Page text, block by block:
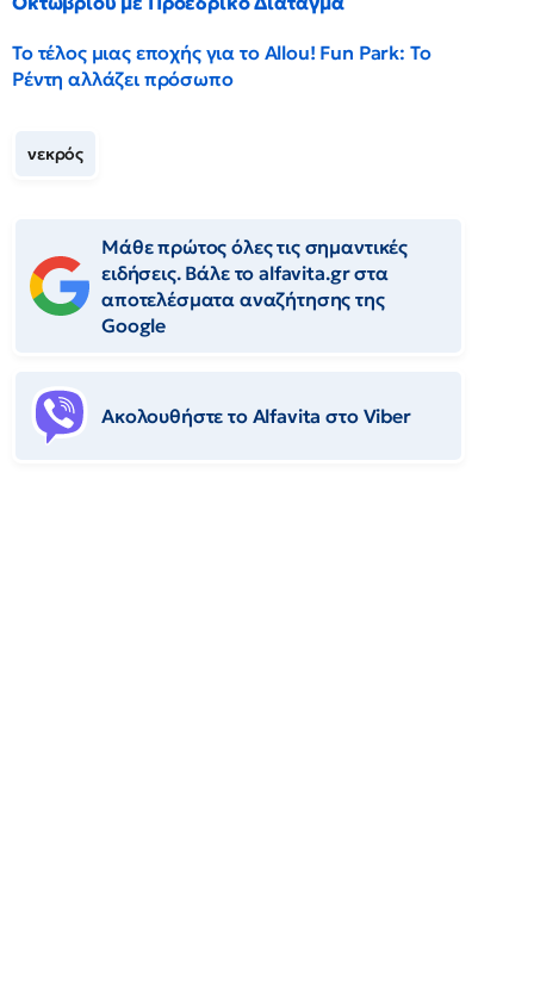
Το τέλος μιας εποχής για το Allou! Fun Park: Το
Ρέντη αλλάζει πρόσωπο
νεκρός
Μάθε πρώτος όλες τις σημαντικές
ειδήσεις. Βάλε το alfavita.gr στα
αποτελέσματα αναζήτησης της
Google
Ακολουθήστε το Αlfavita στο Viber